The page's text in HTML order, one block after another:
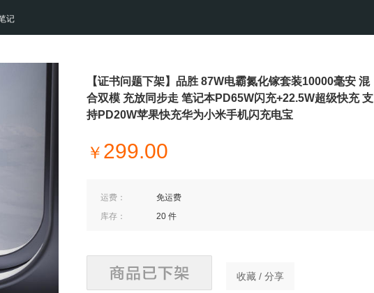
记
【证书问题下架】品胜 87W电霸氮化镓套装10000毫安 混
合双模 充放同步走 笔记本PD65W闪充+22.5W超级快充 支
持PD20W苹果快充华为小米手机闪充电宝
￥ 299.00
运费：
免运费
库存：
20 件
收藏 / 分享